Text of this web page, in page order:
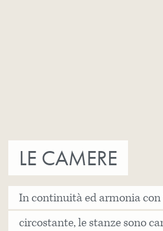
LE CAMERE
In continuità ed armonia con
circostante, le stanze sono